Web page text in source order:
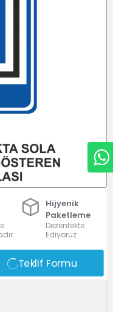
Hijyenik
Paketleme
Dezenfekte
Ediyoruz.
Teklif Formu